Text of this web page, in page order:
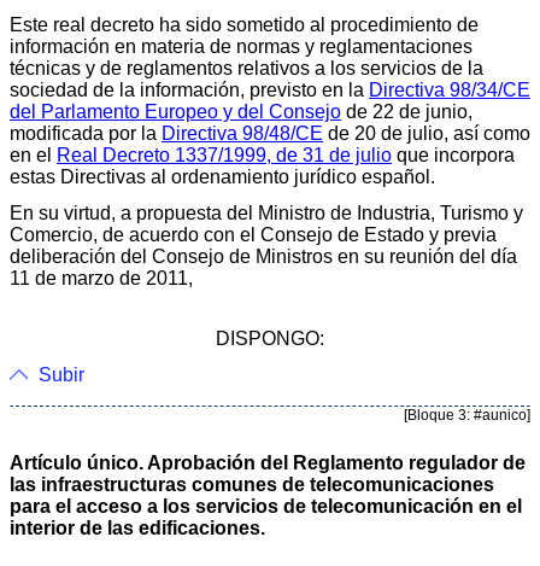
Este real decreto ha sido sometido al procedimiento de
información en materia de normas y reglamentaciones
técnicas y de reglamentos relativos a los servicios de la
sociedad de la información, previsto en la Directiva 98/34/CE
del Parlamento Europeo y del Consejo de 22 de junio,
modificada por la Directiva 98/48/CE de 20 de julio, así como
en el Real Decreto 1337/1999, de 31 de julio que incorpora
estas Directivas al ordenamiento jurídico español.
En su virtud, a propuesta del Ministro de Industria, Turismo y
Comercio, de acuerdo con el Consejo de Estado y previa
deliberación del Consejo de Ministros en su reunión del día
11 de marzo de 2011,
DISPONGO:
Subir
[Bloque 3: #aunico]
Artículo único. Aprobación del Reglamento regulador de
las infraestructuras comunes de telecomunicaciones
para el acceso a los servicios de telecomunicación en el
interior de las edificaciones.